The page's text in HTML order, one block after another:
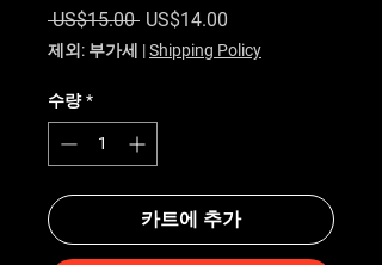
US$15.00 일반가
US$14.00
제외: 부가세 |Shipping Policy
수량 *
카트에 추가